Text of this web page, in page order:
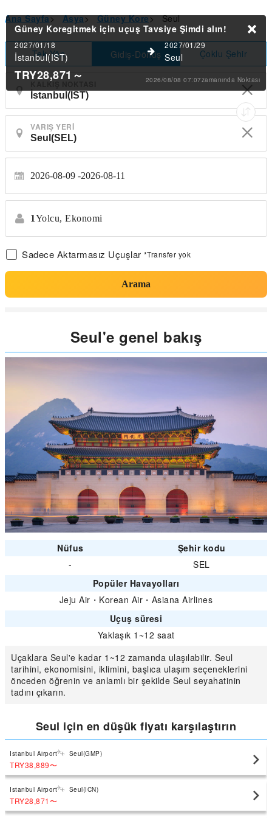
Ana Sayfa> Asya> Güney Kore> Seul
Tek Yön Gidiş-Dönüş Çoklu Şehir
KALKIŞ NOKTASI
VARIŞ YERI
2026-08-09 2026-08-11
1Yolcu, Ekonomi
Sadece Aktarmasız Uçuşlar *Transfer yok
Arama
Güney Koregitmek için uçuş Tavsiye Şimdi alın!
2027/01/18
İstanbul(IST)
2027/01/29
Seul
TRY28,871 ～ 2026/08/08 07:07zamanında Noktası
Seul'e genel bakış
Nüfus
Şehir kodu
-
SEL
Popüler Havayolları
Jeju Air ・ Korean Air ・ Asiana Airlines
Uçuş süresi
Yaklaşık 1~12 saat
Uçaklara Seul'e kadar 1~12 zamanda ulaşılabilir. Seul
tarihini, ekonomisini, iklimini, başlıca ulaşım seçeneklerini
önceden öğrenin ve anlamlı bir şekilde Seul seyahatinin
tadını çıkarın.
Seul için en düşük fiyatı karşılaştırın
Istanbul Airport Seul(GMP)
TRY38,889〜
Istanbul Airport Seul(ICN)
TRY28,871〜